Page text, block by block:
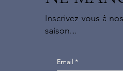
Inscrivez-vous à
saison...
Email *